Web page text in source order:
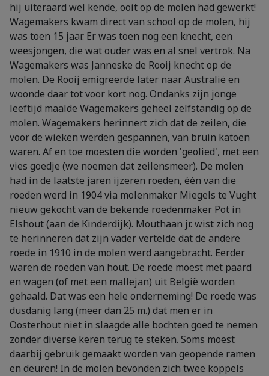
hij uiteraard wel kende, ooit op de molen had gewerkt!
Wagemakers kwam direct van school op de molen, hij
was toen 15 jaar. Er was toen nog een knecht, een
weesjongen, die wat ouder was en al snel vertrok. Na
Wagemakers was Janneske de Rooij knecht op de
molen. De Rooij emigreerde later naar Australië en
woonde daar tot voor kort nog. Ondanks zijn jonge
leeftijd maalde Wagemakers geheel zelfstandig op de
molen. Wagemakers herinnert zich dat de zeilen, die
voor de wieken werden gespannen, van bruin katoen
waren. Af en toe moesten die worden 'geolied', met een
vies goedje (we noemen dat zeilensmeer). De molen
had in de laatste jaren ijzeren roeden, één van die
roeden werd in 1904 via molenmaker Miegels te Vught
nieuw gekocht van de bekende roedenmaker Pot in
Elshout (aan de Kinderdijk). Mouthaan jr. wist zich nog
te herinneren dat zijn vader vertelde dat de andere
roede in 1910 in de molen werd aangebracht. Eerder
waren de roeden van hout. De roede moest met paard
en wagen (of met een mallejan) uit België worden
gehaald. Dat was een hele onderneming! De roede was
dusdanig lang (meer dan 25 m.) dat men er in
Oosterhout niet in slaagde alle bochten goed te nemen
zonder diverse keren terug te steken. Soms moest
daarbij gebruik gemaakt worden van geopende ramen
en deuren! In de molen bevonden zich twee koppels